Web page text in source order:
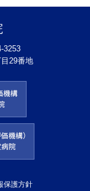
3253
29番地
保護方針